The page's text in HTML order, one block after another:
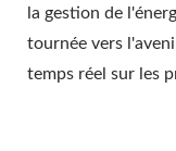
la gestion de
tournée vers
temps réel sur les